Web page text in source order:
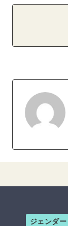
ジェンダー